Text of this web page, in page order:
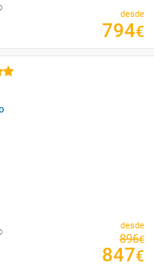
desde
794€
desde
896€
847€